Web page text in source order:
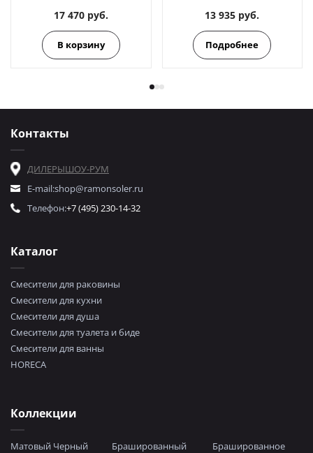
17 470 руб.
В корзину
13 935 руб.
Подробнее
Каталог
Смесители для раковины
Смесители для кухни
Смесители для душа
Смесители для туалета и биде
Смесители для ванны
HORECA
Коллекции
Матовый Черный
Брашированный
Брашированное
Контакты
ДИЛЕРЫШОУ-РУМ
E-mail:shop@ramonsoler.ru
Телефон:+7 (495) 230-14-32